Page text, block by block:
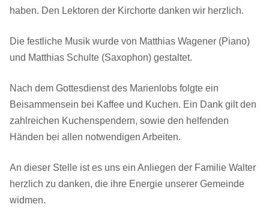
haben. Den Lektoren der Kirchorte danken wir herzlich.
Die festliche Musik wurde von Matthias Wagener (Piano)
und Matthias Schulte (Saxophon) gestaltet.
Nach dem Gottesdienst des Marienlobs folgte ein
Beisammensein bei Kaffee und Kuchen. Ein Dank gilt den
zahlreichen Kuchenspendern, sowie den helfenden
Händen bei allen notwendigen Arbeiten.
An dieser Stelle ist es uns ein Anliegen der Familie Walter
herzlich zu danken, die ihre Energie unserer Gemeinde
widmen.